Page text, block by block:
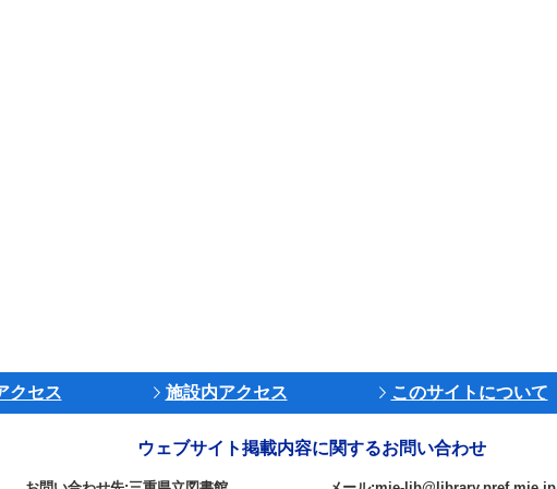
クセス 施設内アクセス このサイトについて
ウェブサイト掲載内容に関するお問い合わせ